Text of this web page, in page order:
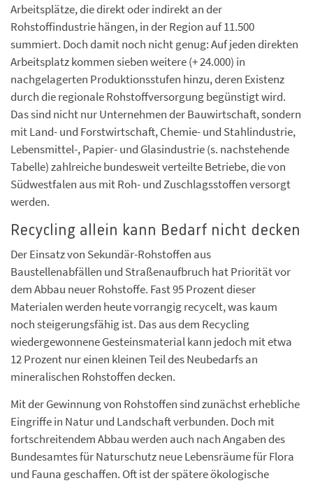
Arbeitsplätze, die direkt oder indirekt an der
Rohstoffindustrie hängen, in der Region auf 11.500
summiert. Doch damit noch nicht genug: Auf jeden direkten
Arbeitsplatz kommen sieben weitere (+ 24.000) in
nachgelagerten Produktionsstufen hinzu, deren Existenz
durch die regionale Rohstoffversorgung begünstigt wird.
Das sind nicht nur Unternehmen der Bauwirtschaft, sondern
mit Land- und Forstwirtschaft, Chemie- und Stahlindustrie,
Lebensmittel-, Papier- und Glasindustrie (s. nachstehende
Tabelle) zahlreiche bundesweit verteilte Betriebe, die von
Südwestfalen aus mit Roh- und Zuschlagsstoffen versorgt
werden.
Recycling allein kann Bedarf nicht decken
Der Einsatz von Sekundär-Rohstoffen aus
Baustellenabfällen und Straßenaufbruch hat Priorität vor
dem Abbau neuer Rohstoffe. Fast 95 Prozent dieser
Materialen werden heute vorrangig recycelt, was kaum
noch steigerungsfähig ist. Das aus dem Recycling
wiedergewonnene Gesteinsmaterial kann jedoch mit etwa
12 Prozent nur einen kleinen Teil des Neubedarfs an
mineralischen Rohstoffen decken.
Mit der Gewinnung von Rohstoffen sind zunächst erhebliche
Eingriffe in Natur und Landschaft verbunden. Doch mit
fortschreitendem Abbau werden auch nach Angaben des
Bundesamtes für Naturschutz neue Lebensräume für Flora
und Fauna geschaffen. Oft ist der spätere ökologische